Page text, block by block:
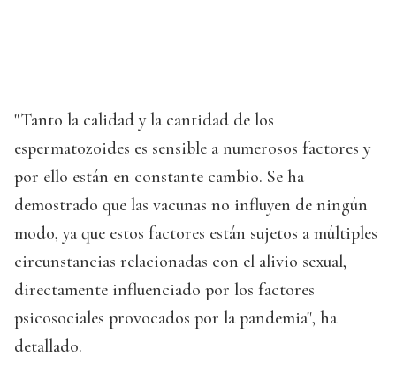
"Tanto la calidad y la cantidad de los
espermatozoides es sensible a numerosos factores y
por ello están en constante cambio. Se ha
demostrado que las vacunas no influyen de ningún
modo, ya que estos factores están sujetos a múltiples
circunstancias relacionadas con el alivio sexual,
directamente influenciado por los factores
psicosociales provocados por la pandemia", ha
detallado.